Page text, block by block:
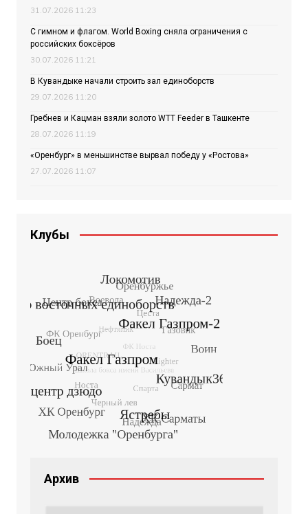
31.07.2026 11:23
С гимном и флагом. World Boxing сняла ограничения с
российских боксёров
30.07.2026 11:21
В Кувандыке начали строить зал единоборств
29.07.2026 11:20
Гребнев и Кацман взяли золото WTT Feeder в Ташкенте
28.07.2026 11:19
«Оренбург» в меньшинстве вырвал победу у «Ростова»
27.07.2026 11:07
Клубы
Архив